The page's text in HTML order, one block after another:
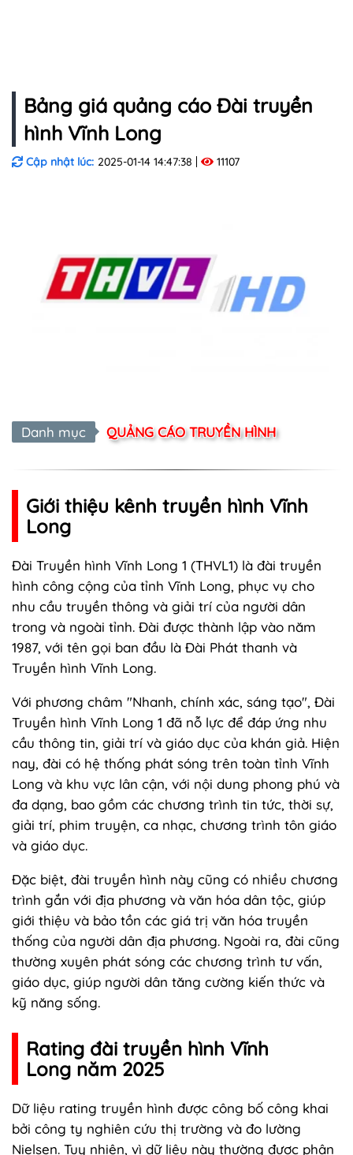
Bảng giá quảng cáo Đài truyền
hình Vĩnh Long
Cập nhật lúc: 2025-01-14 14:47:38 11107
Danh mục QUẢNG CÁO TRUYỀN HÌNH
Giới thiệu kênh truyền hình Vĩnh
Long
Đài Truyền hình Vĩnh Long 1 (THVL1) là đài truyền
hình công cộng của tỉnh Vĩnh Long, phục vụ cho
nhu cầu truyền thông và giải trí của người dân
trong và ngoài tỉnh. Đài được thành lập vào năm
1987, với tên gọi ban đầu là Đài Phát thanh và
Truyền hình Vĩnh Long.
Với phương châm "Nhanh, chính xác, sáng tạo", Đài
Truyền hình Vĩnh Long 1 đã nỗ lực để đáp ứng nhu
cầu thông tin, giải trí và giáo dục của khán giả. Hiện
nay, đài có hệ thống phát sóng trên toàn tỉnh Vĩnh
Long và khu vực lân cận, với nội dung phong phú và
đa dạng, bao gồm các chương trình tin tức, thời sự,
giải trí, phim truyện, ca nhạc, chương trình tôn giáo
và giáo dục.
Đặc biệt, đài truyền hình này cũng có nhiều chương
trình gắn với địa phương và văn hóa dân tộc, giúp
giới thiệu và bảo tồn các giá trị văn hóa truyền
thống của người dân địa phương. Ngoài ra, đài cũng
thường xuyên phát sóng các chương trình tư vấn,
giáo dục, giúp người dân tăng cường kiến thức và
kỹ năng sống.
Rating đài truyền hình Vĩnh
Long năm 2025
Dữ liệu rating truyền hình được công bố công khai
bởi công ty nghiên cứu thị trường và đo lường
Nielsen. Tuy nhiên, vì dữ liệu này thường được phân